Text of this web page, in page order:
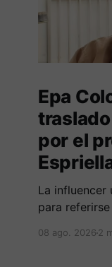
Epa
por el
La influencer
para
08 ago. 20262